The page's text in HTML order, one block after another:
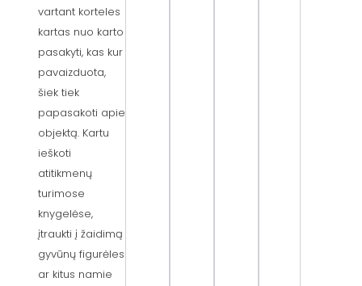
vartant korteles
kartas nuo karto
pasakyti, kas kur
pavaizduota,
šiek tiek
papasakoti apie
objektą. Kartu
ieškoti
atitikmenų
turimose
knygelėse,
įtraukti į žaidimą
gyvūnų figurėles
ar kitus namie